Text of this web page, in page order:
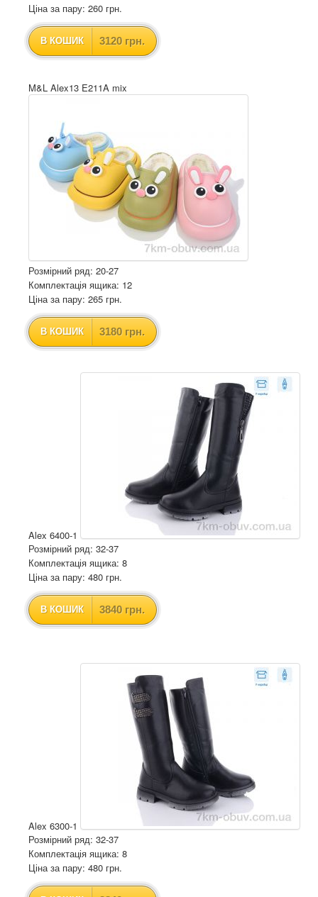
Ціна за пару: 260 грн.
В КОШИК 3120 грн.
M&L Alex13 E211A mix
Розмірний ряд: 20-27
Комплектація ящика: 12
Ціна за пару: 265 грн.
В КОШИК 3180 грн.
Alex 6400-1
Розмірний ряд: 32-37
Комплектація ящика: 8
Ціна за пару: 480 грн.
В КОШИК 3840 грн.
Alex 6300-1
Розмірний ряд: 32-37
Комплектація ящика: 8
Ціна за пару: 480 грн.